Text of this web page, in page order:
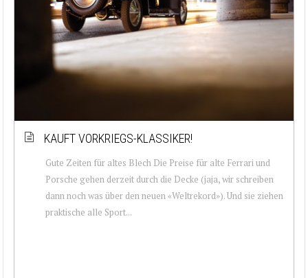
KAUFT VORKRIEGS-KLASSIKER!
Gute Zeiten für altes Blech Die Preise für alte Ferrari und
Porsche gehen derzeit durch die Decke (jaja, wir schreiben
dann noch was über den neuen «Weltrekord»). Und sie ziehen
praktische alle Sport...